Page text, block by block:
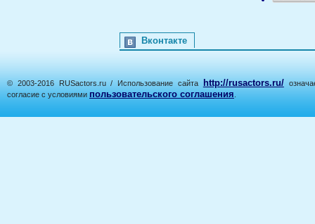
Вконтакте
© 2003-2016 RUSactors.ru / Использование сайта http://rusactors.ru/
согласие с условиями пользовательского соглашения